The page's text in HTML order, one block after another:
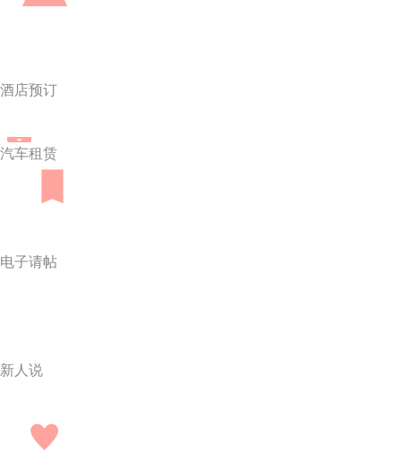
酒店预订
汽车租赁
电子请帖
新人说